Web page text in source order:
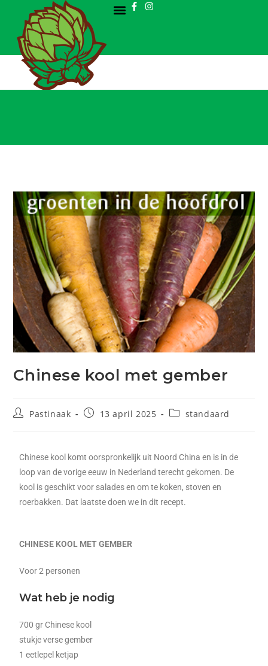
Chinese kool met gember
Pastinaak 13 april 2025 standaard
Chinese kool komt oorspronkelijk uit Noord China en is in de
loop van de vorige eeuw in Nederland terecht gekomen. De
kool is geschikt voor salades en om te koken, stoven en
roerbakken. Dat laatste doen we in dit recept.
CHINESE KOOL MET GEMBER
Voor 2 personen
Wat heb je nodig
700 gr Chinese kool
stukje verse gember
1 eetlepel ketjap